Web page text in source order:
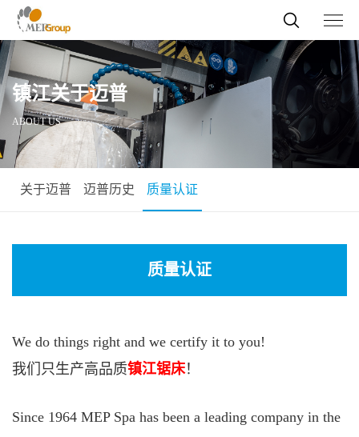
镇江关于迈普
ABOUT US
关于迈普 迈普历史 质量认证
质量认证
We do things right and we certify it to you!
我们只生产高品质镇江锯床！
Since 1964 MEP Spa has been a leading company in the